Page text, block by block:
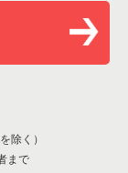
物件の案件一
除く）
まで